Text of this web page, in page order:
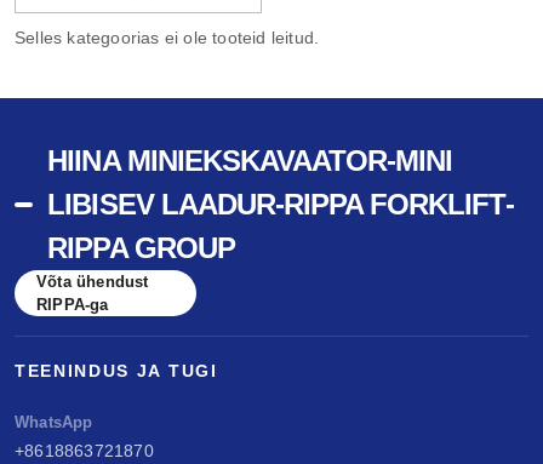
Selles kategoorias ei ole tooteid leitud.
HIINA MINIEKSKAVAATOR-MINI
LIBISEV LAADUR-RIPPA FORKLIFT-
RIPPA GROUP
Võta ühendust
RIPPA-ga
TEENINDUS JA TUGI
WhatsApp
+8618863721870